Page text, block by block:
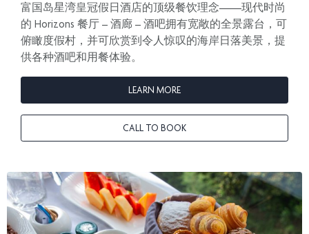
富国岛星湾皇冠假日酒店的顶级餐饮理念——现代时尚
的 Horizons 餐厅 – 酒廊 – 酒吧拥有宽敞的全景露台，可
俯瞰度假村，并可欣赏到令人惊叹的海岸日落美景，提
供各种酒吧和用餐体验。
LEARN MORE
CALL TO BOOK